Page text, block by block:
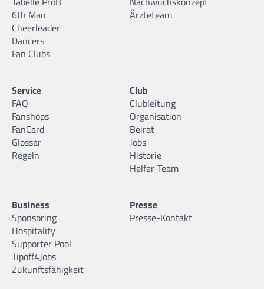
6th Man
Cheerleader
Dancers
Fan Clubs
Ärzteteam
Service
FAQ
Fanshops
FanCard
Glossar
Regeln
Club
Clubleitung
Organisation
Beirat
Jobs
Historie
Helfer-Team
Business
Sponsoring
Hospitality
Supporter Pool
Tipoff4Jobs
Zukunftsfähigkeit
Presse
Presse-Kontakt